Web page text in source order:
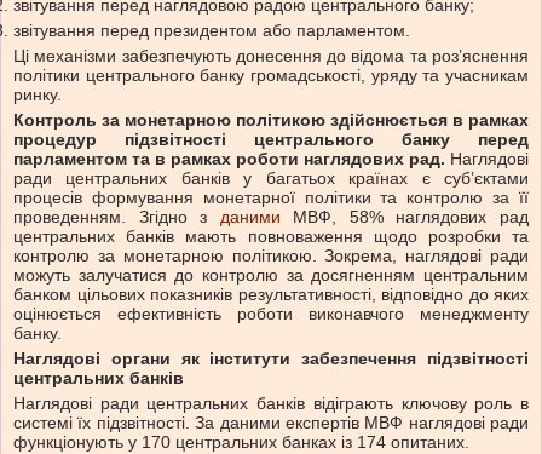
звітування перед наглядовою радою центрального банку;
звітування перед президентом або парламентом.
Ці механізми забезпечують донесення до відома та роз’яснення
політики центрального банку громадськості, уряду та учасникам
ринку.
Контроль за монетарною політикою здійснюється в рамках
процедур підзвітності центрального банку перед
парламентом та в рамках роботи наглядових рад. Наглядові
ради центральних банків у багатьох країнах є суб’єктами
процесів формування монетарної політики та контролю за її
проведенням. Згідно з даними МВФ, 58% наглядових рад
центральних банків мають повноваження щодо розробки та
контролю за монетарною політикою. Зокрема, наглядові ради
можуть залучатися до контролю за досягненням центральним
банком цільових показників результативності, відповідно до яких
оцінюється ефективність роботи виконавчого менеджменту
банку.
Наглядові органи як інститути забезпечення підзвітності
центральних банків
Наглядові ради центральних банків відіграють ключову роль в
системі їх підзвітності. За даними експертів МВФ наглядові ради
функціонують у 170 центральних банках із 174 опитаних.